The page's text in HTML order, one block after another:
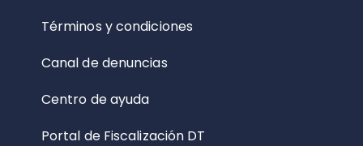
Términos y condiciones
Canal de denuncias
Centro de ayuda
Portal de Fiscalización DT